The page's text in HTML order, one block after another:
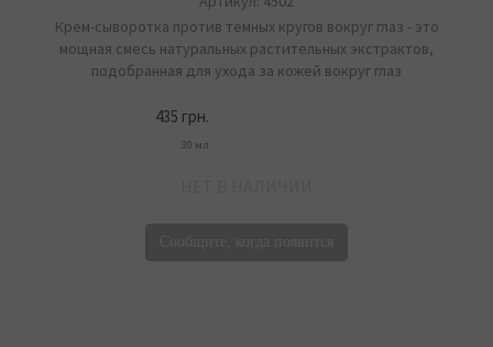
Крем-сыворотка против темных кругов вокруг глаз - это
мощная смесь натуральных растительных экстрактов,
подобранная для ухода за кожей вокруг глаз
435 грн.
30 мл